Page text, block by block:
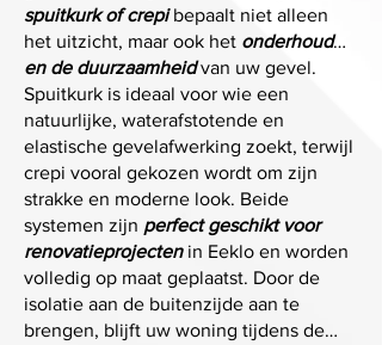
spuitkurk of crepibepaalt niet alleen
het uitzicht, maar ook het onderhoud
en de duurzaamheidvan uw gevel.
Spuitkurk is ideaal voor wie een
natuurlijke, waterafstotende en
elastische gevelafwerking zoekt, terwijl
crepi vooral gekozen wordt om zijn
strakke en moderne look. Beide
systemen zijn perfect geschikt voor
renovatieprojectenin Eeklo en worden
volledig op maat geplaatst. Door de
isolatie aan de buitenzijde aan te
brengen, blijft uw woning tijdens de